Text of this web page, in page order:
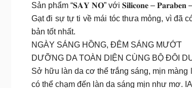
Sản phẩm “𝐒𝐀𝐘 𝐍𝐎” với 𝐒𝐢𝐥𝐢𝐜𝐨𝐧𝐞 –
Gạt đi sự tự ti về mái tóc thưa mỏng, vì đã
bản tốt nhất.
NGÀY SÁNG HỒNG, ĐÊM SÁNG MƯỚT
DƯỠNG DA TOÀN DIỆN CÙNG BỘ ĐÔI
Sở hữu làn da cơ thể trắng sáng, mịn
có thể chạm đến làn da sáng mịn như mơ.